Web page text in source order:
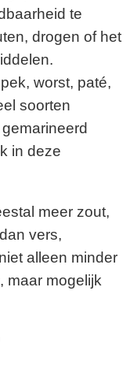
te
drogen of het
worst, paté,
soorten
in deze
meer zout,
vers,
alleen minder
maar mogelijk